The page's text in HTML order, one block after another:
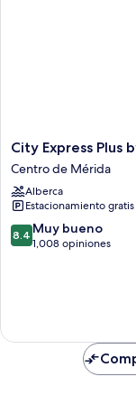
City
Express
Plus
by
Marriott
Mérida
Centro
City Express Plus
Centro de Mérida
Alberca
Estacionamiento gratis
8.4
de
8.4 Muy bueno
1,008 opiniones